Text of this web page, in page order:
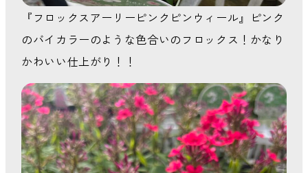
『フロックスアーリーピンクピンウィール』ピンク
のバイカラーのような色合いのフロックス！かなり
かわいい仕上がり！！